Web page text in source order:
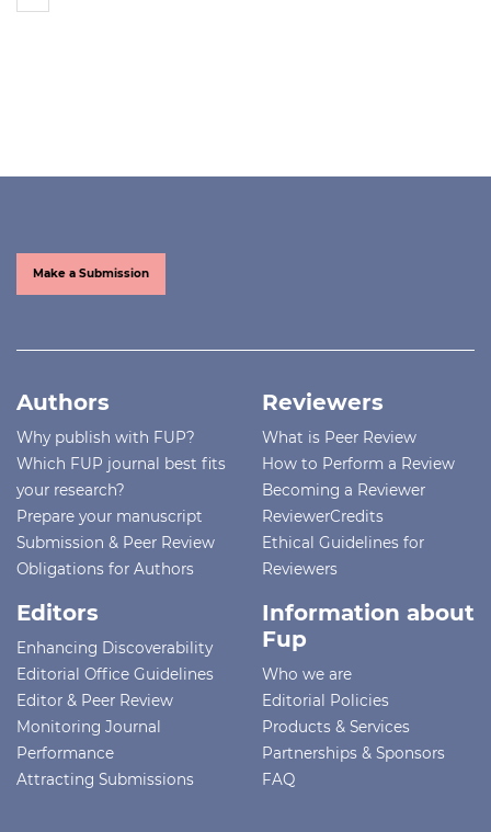
Make a Submission
Authors
Why publish with FUP?
Which FUP journal best fits
your research?
Prepare your manuscript
Submission & Peer Review
Obligations for Authors
Reviewers
What is Peer Review
How to Perform a Review
Becoming a Reviewer
ReviewerCredits
Ethical Guidelines for
Reviewers
Editors
Enhancing Discoverability
Editorial Office Guidelines
Editor & Peer Review
Monitoring Journal
Performance
Attracting Submissions
Information about
Fup
Who we are
Editorial Policies
Products & Services
Partnerships & Sponsors
FAQ